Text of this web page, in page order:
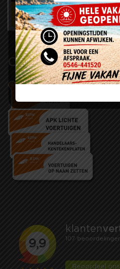
Certificaten